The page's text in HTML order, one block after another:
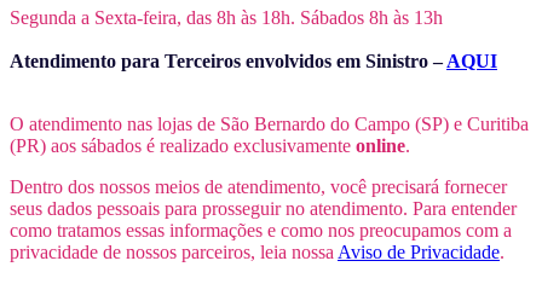
Segunda a Sexta-feira, das 8h às 18h. Sábados 8h às 13h
Atendimento para Terceiros envolvidos em Sinistro –AQUI
O atendimento nas lojas de São Bernardo do Campo (SP) e Curitiba
(PR) aos sábados é realizado exclusivamente online.
Dentro dos nossos meios de atendimento, você precisará fornecer
seus dados pessoais para prosseguir no atendimento. Para entender
como tratamos essas informações e como nos preocupamos com a
privacidade de nossos parceiros, leia nossaAviso de Privacidade.